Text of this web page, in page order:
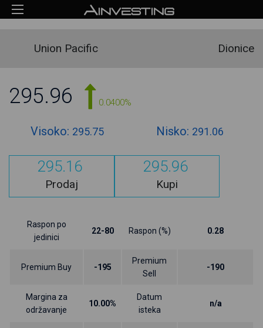
Union Pacific Dionice
295.96 0.0400%
Visoko: 295.75 Nisko: 291.06
295.16
Prodaj
295.96
Kupi
Raspon po
jedinici
22-80 Raspon (%) 0.28
Premium Buy -195
Premium
Sell
-190
Margina za
održavanje
10.00%
Datum
isteka
n/a